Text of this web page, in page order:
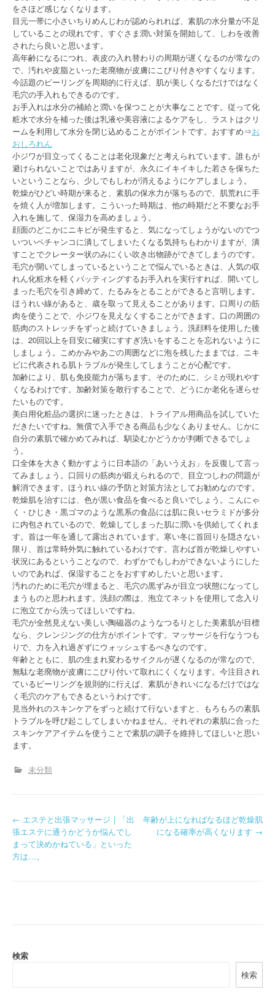
をさほど感じなくなります。
目元一帯に小さいちりめんじわが認められれば、素肌の水分量が不足
していることの現れです。すぐさま潤い対策を開始して、しわを改善
されたら良いと思います。
高年齢になるにつれ、表皮の入れ替わりの周期が遅くなるのが常なの
で、汚れや皮脂といった老廃物が皮膚にこびり付きやすくなります。
今話題のピーリングを周期的に行えば、肌が美しくなるだけではなく
毛穴の手入れもできるのです。
お手入れは水分の補給と潤いを保つことが大事なことです。従って化
粧水で水分を補った後は乳液や美容液によるケアをし、ラストはクリ
ームを利用して水分を閉じ込めることがポイントです。おすすめ⇒お
おしろれん
小ジワが目立ってくることは老化現象だと考えられています。誰もが
避けられないことではありますが、永久にイキイキした若さを保ちた
いということなら、少しでもしわが消えるようにケアしましょう。
乾燥がひどい時期が来ると、素肌の保水力が落ちるので、肌荒れに手
を焼く人が増加します。こういった時期は、他の時期だと不要なお手
入れを施して、保湿力を高めましょう。
顔面のどこかにニキビが発生すると、気になってしょうがないのでつ
いついペチャンコに潰してしまいたくなる気持ちもわかりますが、潰
すことでクレーター状のみにくい吹き出物跡ができてしまうのです。
毛穴が開いてしまっているということで悩んでいるときは、人気の収
れん化粧水を軽くパッティングするお手入れを実行すれば、開いてし
まった毛穴を引き締めて、たるみをとることができると言明します。
ほうれい線があると、歳を取って見えることがあります。口周りの筋
肉を使うことで、小ジワを見えなくすることができます。口の周囲の
筋肉のストレッチをずっと続けていきましょう。洗顔料を使用した後
は、20回以上を目安に確実にすすぎ洗いをすることを忘れないように
しましょう。こめかみやあごの周囲などに泡を残したままでは、ニキ
ビに代表される肌トラブルが発生してしまうことが心配です。
加齢により、肌も免疫能力が落ちます。そのために、シミが現れやす
くなるわけです。加齢対策を敢行することで、どうにか老化を遅らせ
たいものです。
美白用化粧品の選択に迷ったときは、トライアル用商品を試していた
だきたいですね。無償で入手できる商品も少なくありません。じかに
自分の素肌で確かめてみれば、馴染むかどうかが判断できるでしょ
う。
口全体を大きく動かすように日本語の「あいうえお」を反復して言っ
てみましょう。口回りの筋肉が鍛えられるので、目立つしわの問題が
解消できます。ほうれい線の予防と対策方法としてお勧めなのです。
乾燥肌を治すには、色が黒い食品を食べると良いでしょう。こんにゃ
く・ひじき・黒ゴマのような黒系の食品には肌に良いセラミドが多分
に内包されているので、乾燥してしまった肌に潤いを供給してくれま
す。首は一年を通して露出されています。寒い冬に首回りを隠さない
限り、首は常時外気に触れているわけです。言わば首が乾燥しやすい
状況にあるということなので、わずかでもしわができないようにした
いのであれば、保湿することをおすすめしたいと思います。
汚れのために毛穴が埋まると、毛穴の黒ずみが目立つ状態になってし
まうものと思われます。洗顔の際は、泡立てネットを使用して念入り
に泡立てから洗ってほしいですね。
毛穴が全然見えない美しい陶磁器のようなつるりとした美素肌が目標
なら、クレンジングの仕方がポイントです。マッサージを行なうつも
りで、力を入れ過ぎずにウォッシュするべきなのです。
年齢とともに、肌の生まれ変わるサイクルが遅くなるのが常なので、
無駄な老廃物が皮膚にこびり付いて取れにくくなります。今注目され
ているピーリングを規則的に行えば、素肌がきれいになるだけではな
く毛穴のケアもできるというわけです。
見当外れのスキンケアをずっと続けて行ないますと、もろもろの素肌
トラブルを呼び起こしてしまいかねません。それぞれの素肌に合った
スキンケアアイテムを使うことで素肌の調子を維持してほしいと思い
ます。
未分類
P
o
s
v
← エステと出張マッサージ｜「出
張エステに通うかどうか悩んでし
まって決めかねている」といった
方は…。
年齢が上になればなるほど乾燥肌
になる確率が高くなります →
検索
検索